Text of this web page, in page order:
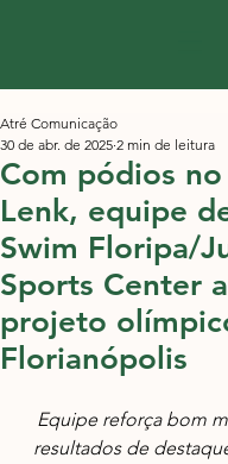
Com pódios
Lenk, equipe
Swim Floripa/
Sports Center
projeto
Florianópolis
Atré Comunicação
30 de abr. de 2025 2 min de leitura
Equipe reforça bom
resultados de